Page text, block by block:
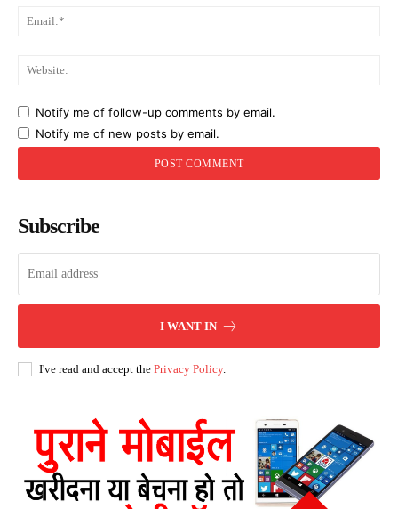
Notify me of follow-up comments by email.
Notify me of new posts by email.
Subscribe
I WANT IN
I've read and accept the Privacy Policy.